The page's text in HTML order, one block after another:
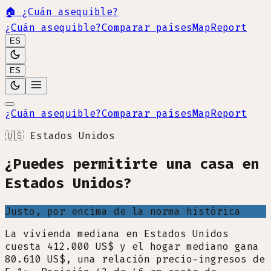
🏠 ¿Cuán asequible?
¿Cuán asequible?Comparar paísesMapReport
ES
ES
¿Cuán asequible?Comparar paísesMapReport
🇺🇸 Estados Unidos
¿Puedes permitirte una casa en
Estados Unidos?
Justo, por encima de la norma histórica
La vivienda mediana en Estados Unidos
cuesta 412.000 US$ y el hogar mediano gana
80.610 US$, una relación precio-ingresos de